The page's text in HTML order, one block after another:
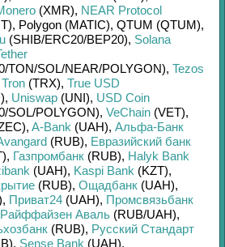
(XMR), NEAR Protocol
, Polygon (MATIC), QTUM (QTUM),
(SHIB/ERC20/BEP20), Solana
TON/SOL/NEAR/POLYGON), Tezos
Tron (TRX), True USD
, Uniswap (UNI), USD Coin
SOL/POLYGON), VeChain (VET),
, A-Bank (UAH), Альфа-Банк
(RUB), Евразийский банк
, Газпромбанк (RUB), Halyk Bank
(UAH), Kaspi Bank (KZT),
(RUB), Ощадбанк (UAH),
, Приват24 (UAH), Промсвязьбанк
Райффайзен Аваль (RUB/UAH),
(RUB), Русский Стандарт
, Sense Bank (UAH),